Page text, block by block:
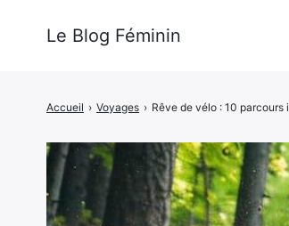
Accueil › Voyages › Rêve de vélo : 10
Le Blog Féminin